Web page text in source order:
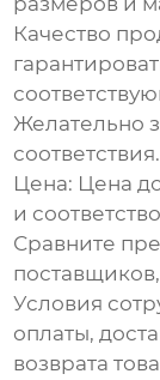
Качество
Желательно
соответствия.
Цена: Цена
и
Сравните
Условия
оплаты,
возврата